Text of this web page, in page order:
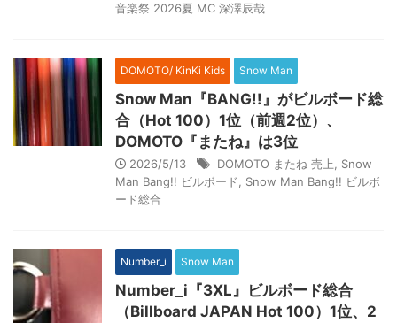
音楽祭 2026夏 MC 深澤辰哉
DOMOTO/ KinKi Kids Snow Man
Snow Man『BANG!!』がビルボード総
合（Hot 100）1位（前週2位）、
DOMOTO『またね』は3位
2026/5/13 DOMOTO またね 売上
Snow
Man Bang!! ビルボード
Snow Man Bang!! ビルボ
ード総合
Number_i Snow Man
Number_i『3XL』ビルボード総合
（Billboard JAPAN Hot 100）1位、2